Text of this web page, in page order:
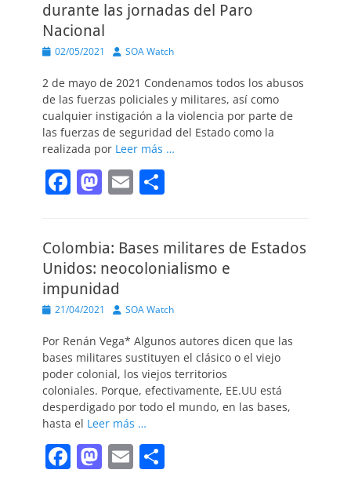
o
o
k
o
n
durante las jornadas del Paro
Nacional
Publicado
02/05/2021 AutorSOA Watch
2 de mayo de 2021 Condenamos todos los abusos
de las fuerzas policiales y militares, así como
cualquier instigación a la violencia por parte de
las fuerzas de seguridad del Estado como la
realizada por Leer más …
F
e
b
o
o
k
M
o
d
o
n
E
l p
ar
tir
Colombia: Bases militares de Estados
Unidos: neocolonialismo e
impunidad
Publicado
21/04/2021 AutorSOA Watch
Por Renán Vega* Algunos autores dicen que las
bases militares sustituyen el clásico o el viejo
poder colonial, los viejos territorios
coloniales. Porque, efectivamente, EE.UU está
desperdigado por todo el mundo, en las bases,
hasta el Leer más …
F M E